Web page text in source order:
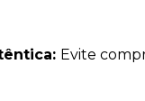
Evite